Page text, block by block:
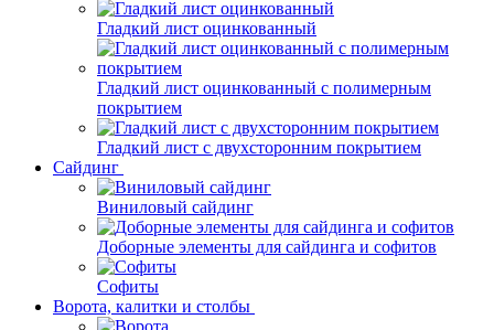
Гладкий лист оцинкованный
Гладкий лист оцинкованный с полимерным
покрытием
Гладкий лист с двухсторонним покрытием
Сайдинг
Виниловый сайдинг
Доборные элементы для сайдинга и софитов
Софиты
Ворота, калитки и столбы